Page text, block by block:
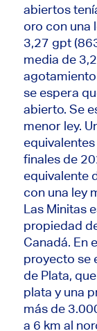
abiertos
oro con una
3,27 gpt
media de
se espera
abierto. Se
menor ley.
finales de
equivalente
con una ley
Las Minitas
propiedad
Canadá. En
proyecto se
de Plata,
plata y una
más de
a 6 km al